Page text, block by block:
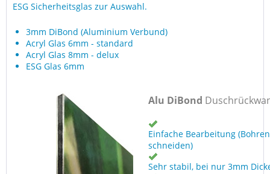
ESG Sicherheitsglas zur Auswahl.
3mm DiBond (Aluminium Verbund)
Acryl Glas 6mm - standard
Acryl Glas 8mm - delux
ESG Glas 6mm
Alu DiBond
Einfache Bearbeitung
schneiden)
Sehr stabil, bei nur 3mm